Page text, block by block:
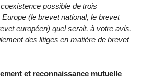
possible de trois
(le brevet national, le brevet
européen) quel serait, à votre avis,
des litiges en matière de brevet
et reconnaissance mutuelle